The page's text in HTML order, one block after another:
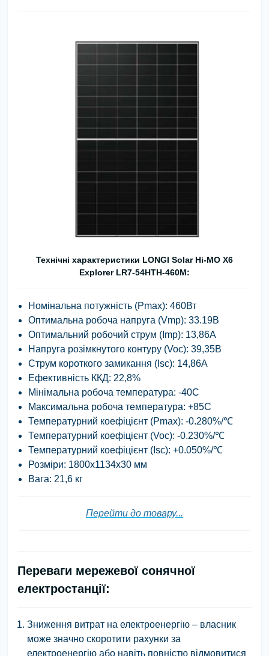
Технічні характеристики LONGI Solar Hi-MO X6
Explorer LR7-54HTH-460M:
Номінальна потужність (Pmax): 460Вт
Оптимальна робоча напруга (Vmp): 33.19В
Оптимальний робочий струм (Imp): 13,86А
Напруга розімкнутого контуру (Voc): 39,35В
Струм короткого замикання (Isc): 14,86А
Ефективність ККД: 22,8%
Мінімальна робоча температура: -40С
Максимальна робоча температура: +85С
Температурний коефіцієнт (Pmax): -0.280%/℃
Температурний коефіцієнт (Voc): -0.230%/℃
Температурний коефіцієнт (Isc): +0.050%/℃
Розміри: 1800х1134х30 мм
Вага: 21,6 кг
Перейти до товару...
Переваги мережевої сонячної
електростанції:
Зниження витрат на електроенергію – власник
може значно скоротити рахунки за
електроенергію або навіть повністю відмовитися